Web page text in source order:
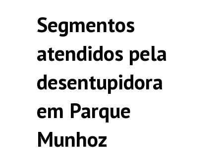
Segmentos
atendidos pela
desentupidora
em Parque
Munhoz